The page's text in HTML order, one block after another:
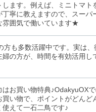
ます。例えば、ミニトマ
寧に教えますので、スーパ
雰囲気で働いています★
方も多数活躍中です。実は
の方が、時間を有効活用
お買い物特典♪OdakyuOX
い物で、ポイントがどん
えて一石二鳥です♪